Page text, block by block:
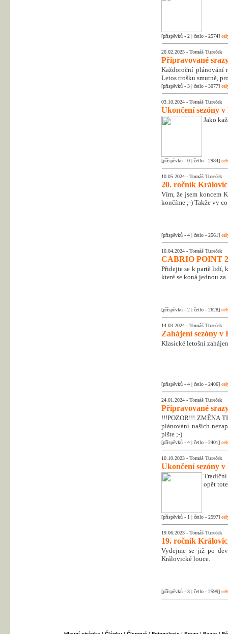
[příspěvků - 2 | četlo - 2574]
20.02.2025 - Tomáš Tureček
Připravované
Každoroční plánování
Letos trošku smutně,
[příspěvků - 3 | četlo - 3077]
03.10.2024 - Tomáš Tureček
Ukončení sezóny v
Jako
[příspěvků - 0 | četlo - 2984]
10.05.2024 - Tomáš Tureček
20. ročník
Vím, že jsem koncem
končíme ;-) Takže vy
[příspěvků - 4 | četlo - 2561]
10.04.2024 - Tomáš Tureček
CABRIO POINT
Přidejte se k partě lidí,
které se koná jednou
[příspěvků - 2 | četlo - 2628]
14.03.2024 - Tomáš Tureček
Zahájení sezóny v
Klasické letošní
[příspěvků - 4 | četlo - 2406]
24.01.2024 - Tomáš Tureček
Připravované
!!!POZOR!!! ZMĚNA
plánování našich
pište ;-)
[příspěvků - 4 | četlo - 2401]
10.10.2023 - Tomáš Tureček
Ukončení sezóny v
opět
[příspěvků - 1 | četlo - 2597]
19.06.2023 - Tomáš Tureček
19. ročník
Vydejme se již po
Královické louce.
[příspěvků - 3 | četlo - 2599]